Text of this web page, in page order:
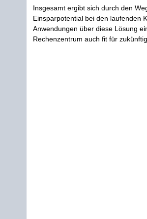
Insgesamt ergibt sich durch den
Einsparpotential bei den laufenden
Anwendungen über diese Lösung
Rechenzentrum auch fit für